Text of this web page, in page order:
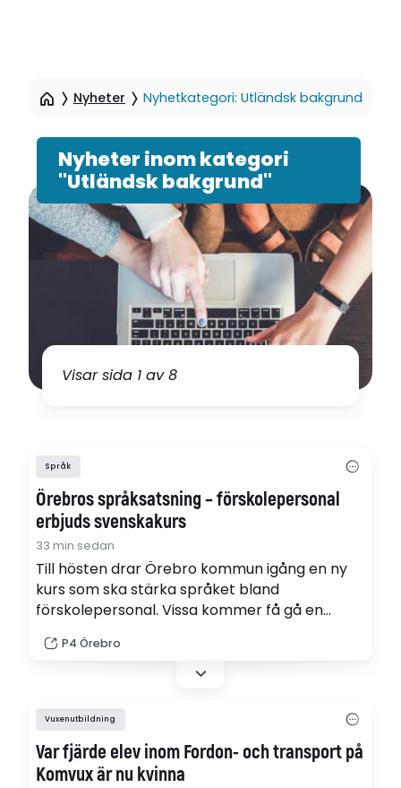
sidinnehåll
Nyheter Nyhetkategori: Utländsk bakgrund
Nyheter inom kategori
"Utländsk bakgrund"
Visar sida 1 av 8
Språk
Örebros språksatsning – förskolepersonal
erbjuds svenskakurs
33 min sedan
Till hösten drar Örebro kommun igång en ny
kurs som ska stärka språket bland
förskolepersonal. Vissa kommer få gå en
Verksamhetschef Åsa Svahn tycker det är en
P4 Örebro
Vuxenutbildning
Var fjärde elev inom Fordon- och transport på
Komvux är nu kvinna